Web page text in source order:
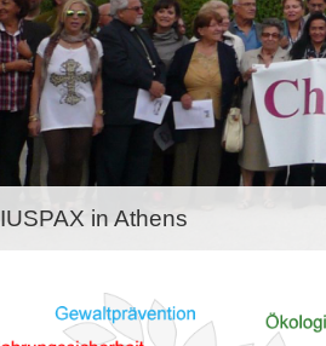
IUSPAX in Athens